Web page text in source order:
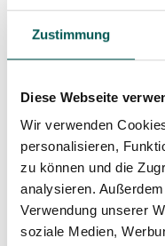
Zustimmung
Diese Webseite
Wir verwenden
personalisieren,
zu können und die
analysieren.
Verwendung unserer
soziale Medien,
– Premium Cargo
at a WOW Price!
6.199,00€ 4.999,00€